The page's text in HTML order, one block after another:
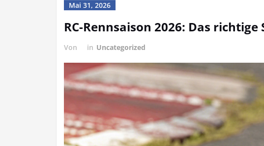
Mai 31, 2026
RC-Rennsaison 2026: Das
Von in Uncategorized